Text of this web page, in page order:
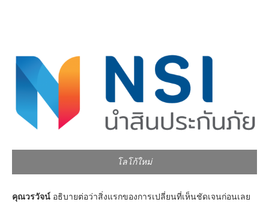
โลโก้ใหม่
คุณวรวัจน์ อธิบายต่อว่าสิ่งแรกของการเปลี่ยนที่เห็นชัดเจนก่อนเลย